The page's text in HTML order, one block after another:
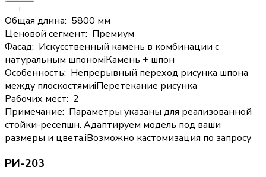
i
Общая длина: 5800 мм
Ценовой сегмент: Премиум
Фасад: Искусственный камень в комбинации с
натуральным шпономiКамень + шпон
Особенность: Непрерывный переход рисунка шпона
между плоскостямиiПеретекание рисунка
Рабочих мест: 2
Примечание: Параметры указаны для реализованной
стойки-ресепшн. Адаптируем модель под ваши
размеры и цвета.iВозможно кастомизация по запросу
РИ-203